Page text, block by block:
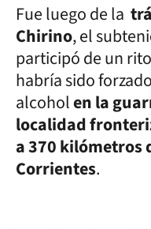
Fue luego de la
Chirino, el
participó de un
habría sido
alcoholen la
localidad
a 370 kilómetros
Corrientes.